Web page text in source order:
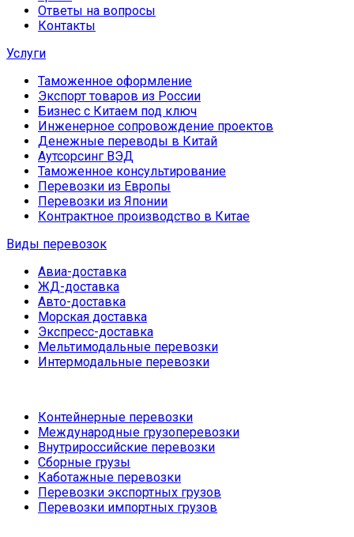
Ответы на вопросы
Контакты
Услуги
Таможенное оформление
Экспорт товаров из России
Бизнес с Китаем под ключ
Инженерное сопровождение проектов
Денежные переводы в Китай
Аутсорсинг ВЭД
Таможенное консультирование
Перевозки из Европы
Перевозки из Японии
Контрактное производство в Китае
Виды перевозок
Авиа-доставка
ЖД-доставка
Авто-доставка
Морская доставка
Экспресс-доставка
Мельтимодальные перевозки
Интермодальные перевозки
Контейнерные перевозки
Международные грузоперевозки
Внутрироссийские перевозки
Сборные грузы
Каботажные перевозки
Перевозки экспортных грузов
Перевозки импортных грузов